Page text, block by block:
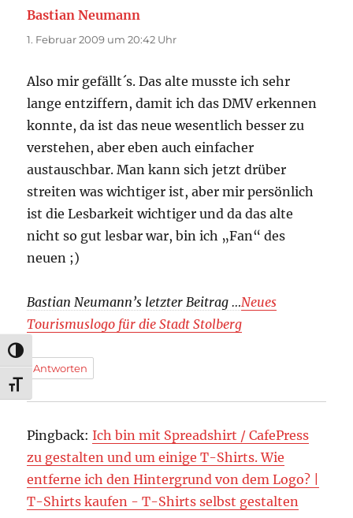
UMSCHALTEN AUF HOHE KONTRASTE
SCHRIFT VERGRÖSSERN
Bastian Neumann
1. Februar 2009 um 20:42 Uhr
Also mir gefällt´s. Das alte musste ich sehr
lange entziffern, damit ich das DMV erkennen
konnte, da ist das neue wesentlich besser zu
verstehen, aber eben auch einfacher
austauschbar. Man kann sich jetzt drüber
streiten was wichtiger ist, aber mir persönlich
ist die Lesbarkeit wichtiger und da das alte
nicht so gut lesbar war, bin ich „Fan“ des
neuen ;)
Bastian Neumann’s letzter Beitrag …Neues
Tourismuslogo für die Stadt Stolberg
Antworten
Pingback:Ich bin mit Spreadshirt / CafePress
zu gestalten und um einige T-Shirts. Wie
entferne ich den Hintergrund von dem Logo? |
T-Shirts kaufen - T-Shirts selbst gestalten